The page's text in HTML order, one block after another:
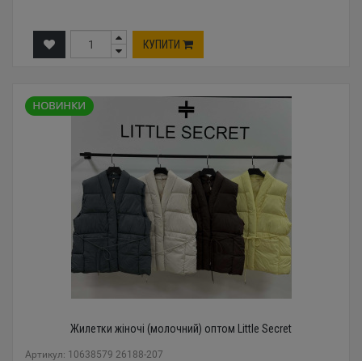
КУПИТИ
Жилетки жіночі (молочний) оптом Little Secret
Артикул: 10638579 26188-207